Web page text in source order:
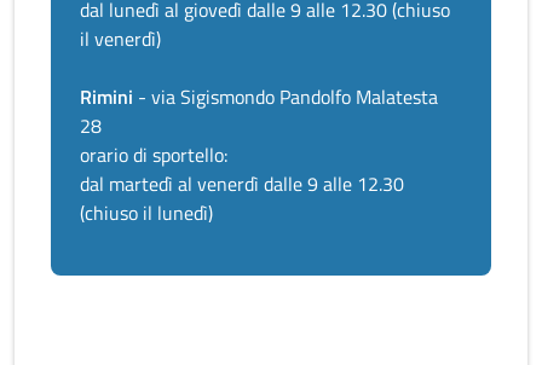
dal lunedì al giovedì dalle 9 alle 12.30 (chiuso
il venerdì)
Rimini - via Sigismondo Pandolfo Malatesta
28
orario di sportello:
dal martedì al venerdì dalle 9 alle 12.30
(chiuso il lunedì)